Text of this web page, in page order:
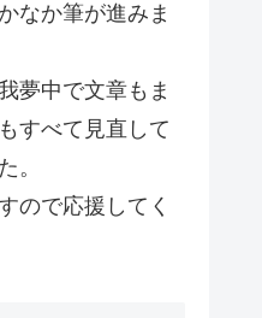
なか筆が進みま
夢中で文章もま
すべて見直して
。
ので応援してく